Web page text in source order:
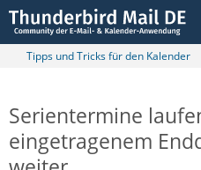
Tipps und Tricks für den Kalender
Serientermine
eingetragenem